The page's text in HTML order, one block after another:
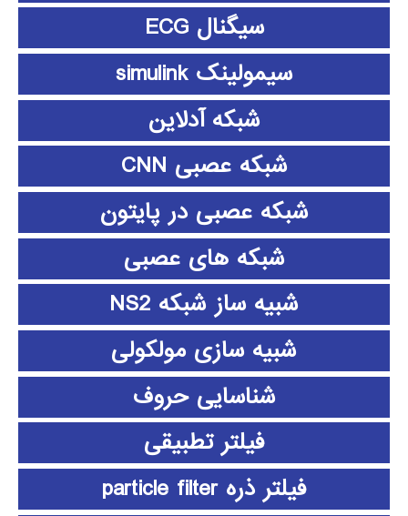
سیگنال ECG
سیمولینک simulink
شبکه آدلاین
شبکه عصبی CNN
شبکه عصبی در پایتون
شبکه های عصبی
شبیه ساز شبکه NS2
شبیه سازی مولکولی
شناسایی حروف
فیلتر تطبیقی
فیلتر ذره particle filter